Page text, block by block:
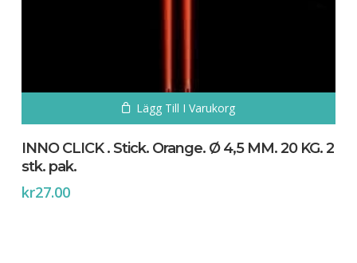
Lägg Till I Varukorg
INNO CLICK . Stick. Orange. Ø 4,5 MM. 20 KG. 2
stk. pak.
kr27.00